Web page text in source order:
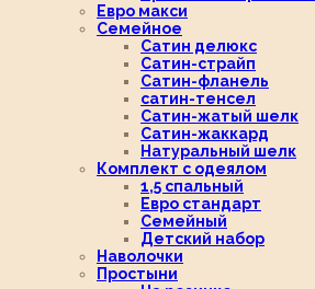
Евро макси
Семейное
Сатин делюкс
Сатин-страйп
Сатин-фланель
сатин-тенсел
Сатин-жатый шелк
Сатин-жаккард
Натуральный шелк
Комплект с одеялом
1,5 спальный
Евро стандарт
Семейный
Детский набор
Наволочки
Простыни